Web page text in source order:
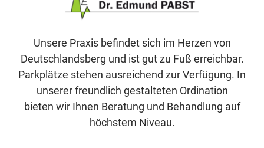
Unsere Praxis befindet sich im Herzen von
Deutschlandsberg und ist gut zu Fuß erreichbar.
Parkplätze stehen ausreichend zur Verfügung. In
unserer freundlich gestalteten Ordination
bieten wir Ihnen Beratung und Behandlung auf
höchstem Niveau.